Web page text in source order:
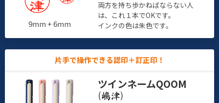
9mm + 6mm
両方を持ち歩かねばならない人
は、これ１本でOKです。
インクの色は朱色です。
片手で操作できる認印＋訂正印！
ツインネームQOOM
(
)